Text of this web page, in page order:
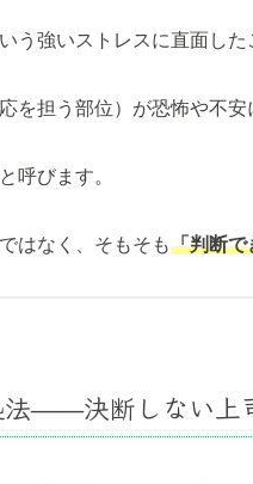
う強いストレスに直面した
を担う部位）が恐怖や不
と呼びます。
はなく、そもそも「判断で
——決断しない上